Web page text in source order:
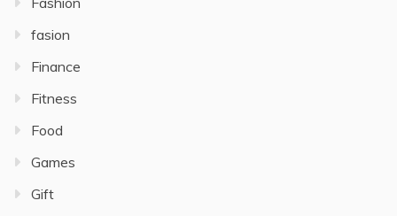
fasion
Finance
Fitness
Food
Games
Gift